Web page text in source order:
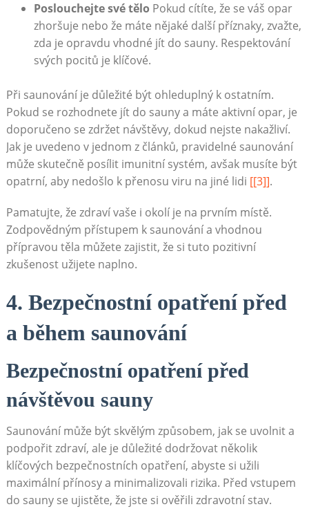
Poslouchejte své tělo Pokud cítíte, že se váš opar
zhoršuje nebo že máte nějaké další příznaky, zvažte,
zda je opravdu vhodné jít do sauny. Respektování
svých pocitů je klíčové.
Při saunování je důležité být ohleduplný k ostatním.
Pokud se rozhodnete jít do sauny a máte aktivní opar, je
doporučeno se zdržet návštěvy, dokud nejste nakažliví.
Jak je uvedeno v jednom z článků, pravidelné saunování
může skutečně posílit imunitní systém, avšak musíte být
opatrní, aby nedošlo k přenosu viru na jiné lidi [[3]].
Pamatujte, že zdraví vaše i okolí je na prvním místě.
Zodpovědným přístupem k saunování a vhodnou
přípravou těla můžete zajistit, že si tuto pozitivní
zkušenost užijete naplno.
4. Bezpečnostní opatření před
a během saunování
Bezpečnostní opatření před
návštěvou sauny
Saunování může být skvělým způsobem, jak se uvolnit a
podpořit zdraví, ale je důležité dodržovat několik
klíčových bezpečnostních opatření, abyste si užili
maximální přínosy a minimalizovali rizika. Před vstupem
do sauny se ujistěte, že jste si ověřili zdravotní stav.